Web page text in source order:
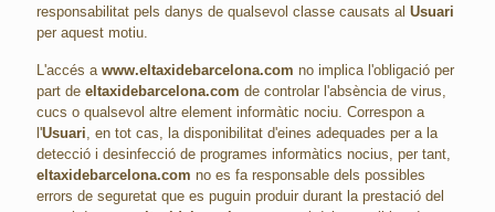
responsabilitat pels danys de qualsevol classe causats al Usuari
per aquest motiu.
L'accés a www.eltaxidebarcelona.com no implica l'obligació per
part de eltaxidebarcelona.com de controlar l'absència de virus,
cucs o qualsevol altre element informàtic nociu. Correspon a
l'Usuari, en tot cas, la disponibilitat d'eines adequades per a la
detecció i desinfecció de programes informàtics nocius, per tant,
eltaxidebarcelona.com no es fa responsable dels possibles
errors de seguretat que es puguin produir durant la prestació del